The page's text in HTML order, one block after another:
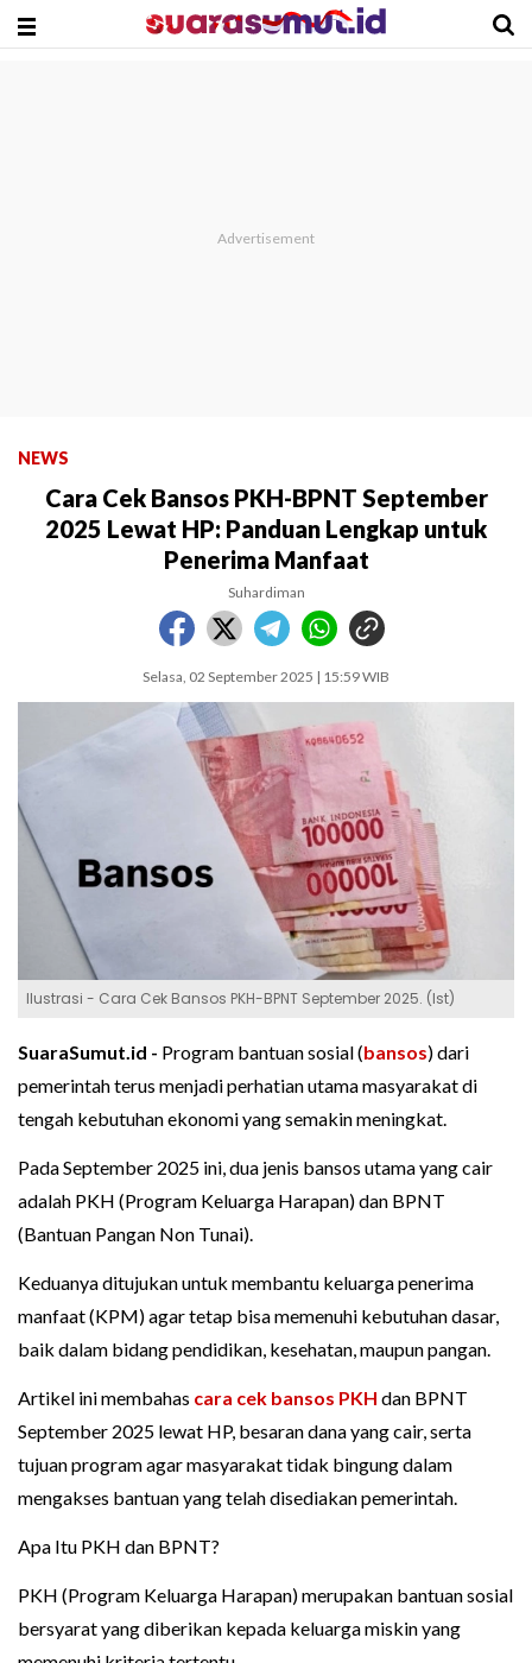
NEWS
Cara Cek Bansos PKH-BPNT September
2025 Lewat HP: Panduan Lengkap untuk
Penerima Manfaat
Suhardiman
Selasa, 02 September 2025 | 15:59 WIB
Ilustrasi - Cara Cek Bansos PKH-BPNT September 2025. (Ist)
SuaraSumut.id - Program bantuan sosial (bansos) dari
pemerintah terus menjadi perhatian utama masyarakat di
tengah kebutuhan ekonomi yang semakin meningkat.
Pada September 2025 ini, dua jenis bansos utama yang cair
adalah PKH (Program Keluarga Harapan) dan BPNT
(Bantuan Pangan Non Tunai).
Keduanya ditujukan untuk membantu keluarga penerima
manfaat (KPM) agar tetap bisa memenuhi kebutuhan dasar,
baik dalam bidang pendidikan, kesehatan, maupun pangan.
Artikel ini membahas cara cek bansos PKH dan BPNT
September 2025 lewat HP, besaran dana yang cair, serta
tujuan program agar masyarakat tidak bingung dalam
mengakses bantuan yang telah disediakan pemerintah.
Apa Itu PKH dan BPNT?
PKH (Program Keluarga Harapan) merupakan bantuan sosial
bersyarat yang diberikan kepada keluarga miskin yang